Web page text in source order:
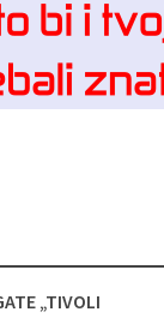
„TIVOLI